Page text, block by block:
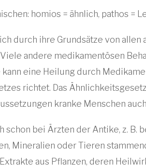
homios = ähnlich, pathos =
durch ihre Grundsätze von
andere medikamentösen
eine Heilung durch
richtet. Das
kranke Menschen
bei Ärzten der Antike, z. B.
Mineralien oder Tieren
aus Pflanzen, deren